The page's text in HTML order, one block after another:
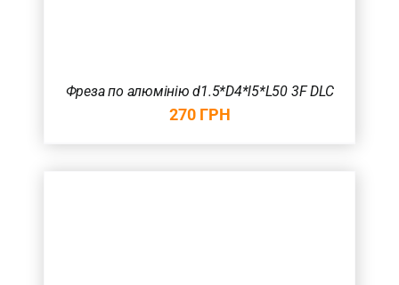
Фреза по алюмінію d1.5*D4*l5*L50 3F DLC
270 ГРН